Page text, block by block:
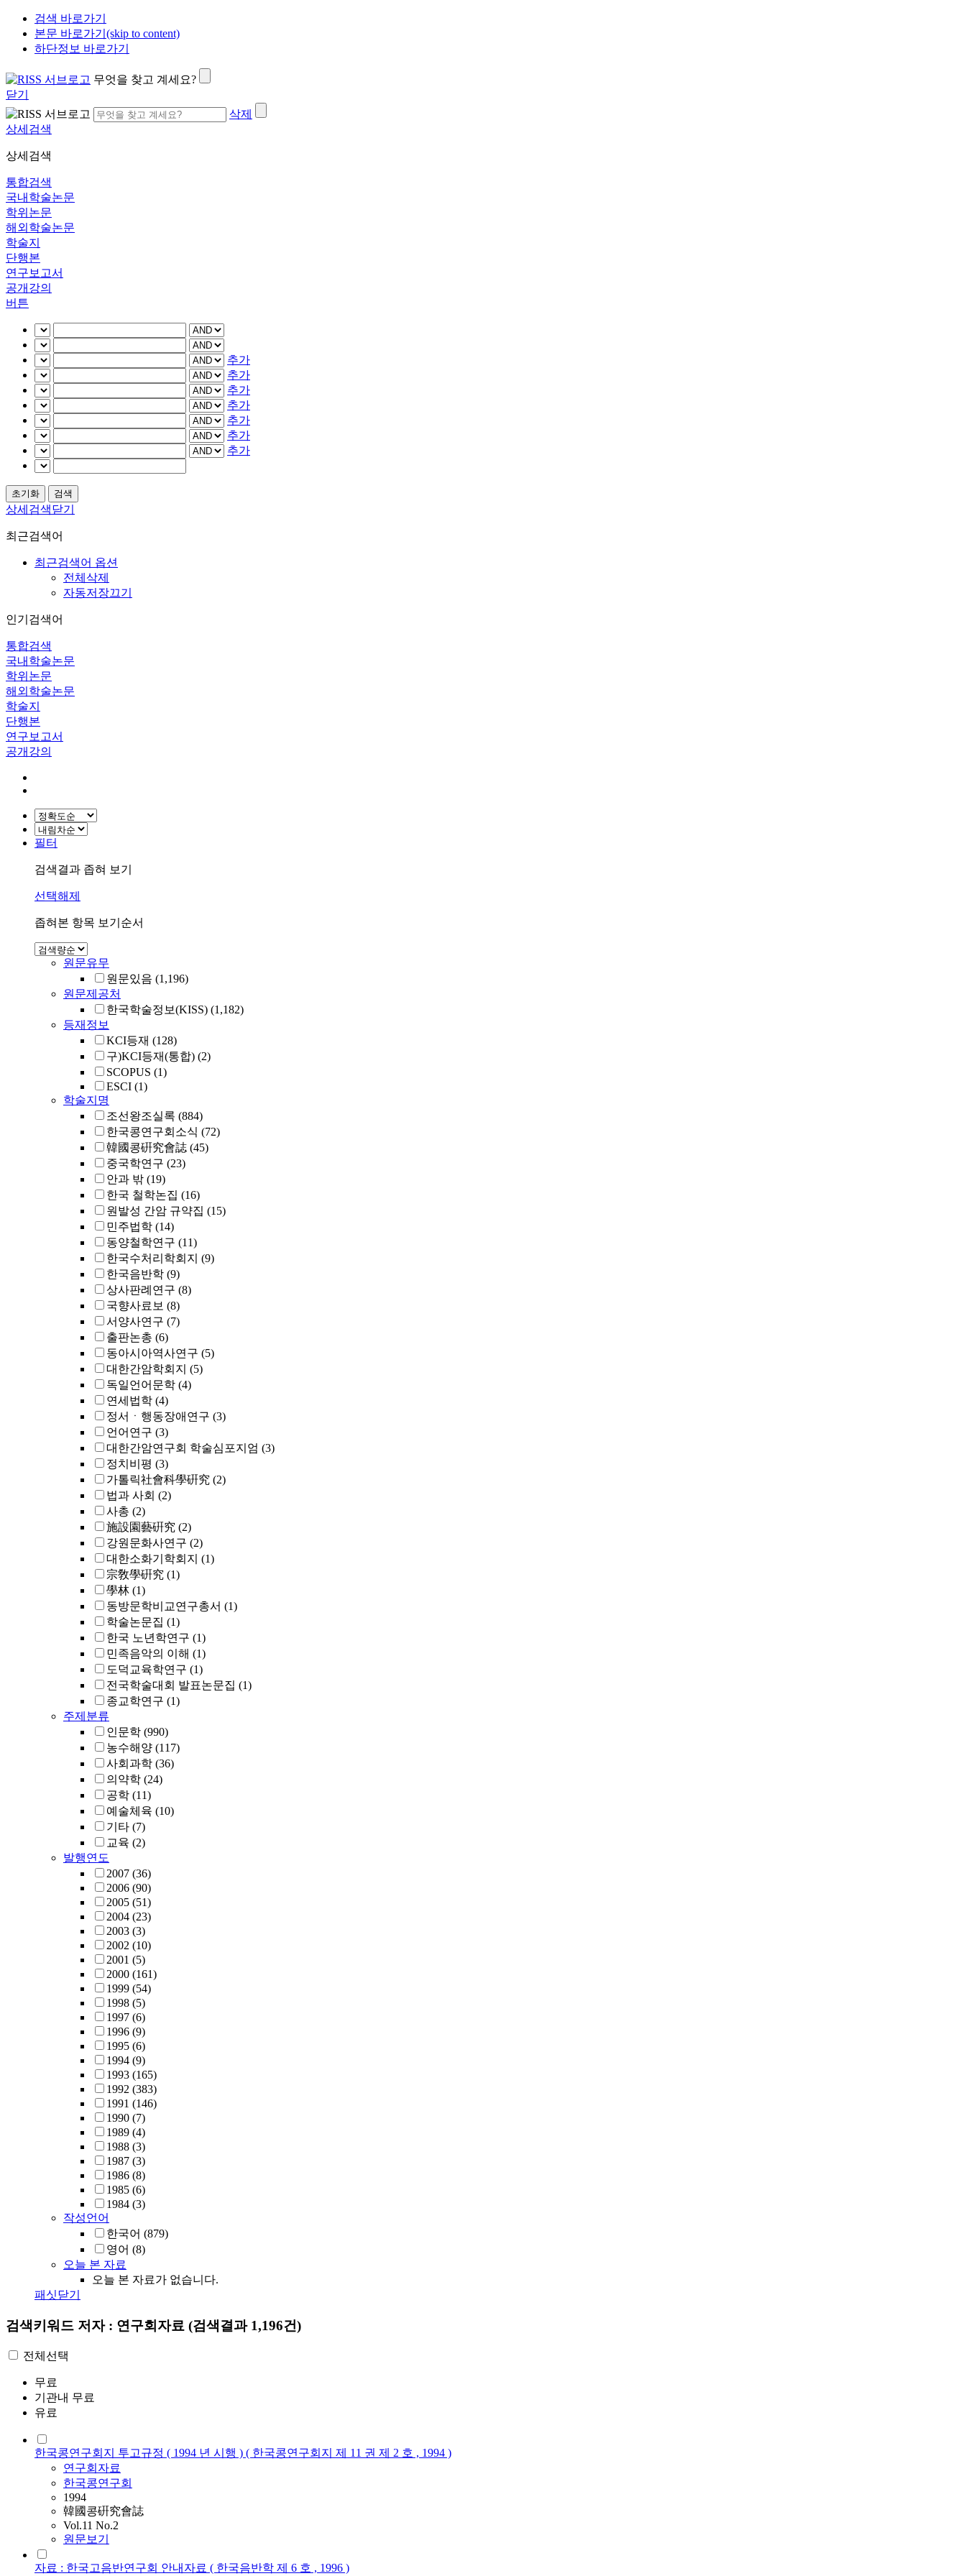
검색 바로가기
본문 바로가기(skip to content)
하단정보 바로가기
무엇을 찾고 계세요?
닫기
삭제
상세검색
상세검색
통합검색
국내학술논문
학위논문
해외학술논문
학술지
단행본
연구보고서
공개강의
버튼
추가
추가
추가
추가
추가
추가
추가
상세검색닫기
최근검색어
최근검색어 옵션
전체삭제
자동저장끄기
인기검색어
통합검색
국내학술논문
학위논문
해외학술논문
학술지
단행본
연구보고서
공개강의
필터
검색결과 좁혀 보기
선택해제
좁혀본 항목 보기순서
원문유무
원문있음 (1,196)
원문제공처
한국학술정보(KISS) (1,182)
등재정보
KCI등재 (128)
구)KCI등재(통합) (2)
SCOPUS (1)
ESCI (1)
학술지명
조선왕조실록 (884)
한국콩연구회소식 (72)
韓國콩硏究會誌 (45)
중국학연구 (23)
안과 밖 (19)
한국 철학논집 (16)
원발성 간암 규약집 (15)
민주법학 (14)
동양철학연구 (11)
한국수처리학회지 (9)
한국음반학 (9)
상사판례연구 (8)
국향사료보 (8)
서양사연구 (7)
출판논총 (6)
동아시아역사연구 (5)
대한간암학회지 (5)
독일언어문학 (4)
연세법학 (4)
정서ㆍ행동장애연구 (3)
언어연구 (3)
대한간암연구회 학술심포지엄 (3)
정치비평 (3)
가톨릭社會科學硏究 (2)
법과 사회 (2)
사총 (2)
施設園藝硏究 (2)
강원문화사연구 (2)
대한소화기학회지 (1)
宗敎學硏究 (1)
學林 (1)
동방문학비교연구총서 (1)
학술논문집 (1)
한국 노년학연구 (1)
민족음악의 이해 (1)
도덕교육학연구 (1)
전국학술대회 발표논문집 (1)
종교학연구 (1)
주제분류
인문학 (990)
농수해양 (117)
사회과학 (36)
의약학 (24)
공학 (11)
예술체육 (10)
기타 (7)
교육 (2)
발행연도
2007 (36)
2006 (90)
2005 (51)
2004 (23)
2003 (3)
2002 (10)
2001 (5)
2000 (161)
1999 (54)
1998 (5)
1997 (6)
1996 (9)
1995 (6)
1994 (9)
1993 (165)
1992 (383)
1991 (146)
1990 (7)
1989 (4)
1988 (3)
1987 (3)
1986 (8)
1985 (6)
1984 (3)
작성언어
한국어 (879)
영어 (8)
오늘 본 자료
오늘 본 자료가 없습니다.
패싯닫기
검색키워드 저자 : 연구회자료 (검색결과 1,196건)
전체선택
무료
기관내 무료
유료
한국콩연구회지 투고규정 ( 1994 년 시행 ) ( 한국콩연구회지 제 11 권 제 2 호 , 1994 )
연구회자료
한국콩연구회
1994
韓國콩硏究會誌
Vol.11 No.2
원문보기
자료 : 한국고음반연구회 안내자료 ( 한국음반학 제 6 호 , 1996 )